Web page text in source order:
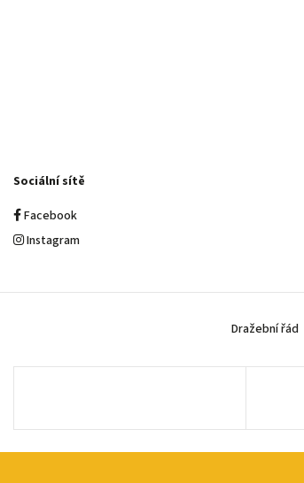
Sociální sítě
Facebook
Instagram
Dražební řád